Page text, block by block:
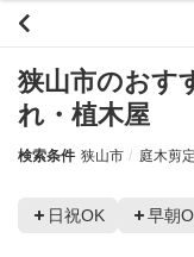
狭山市のおす
れ・植木屋
検索条件 狭山市 庭木剪
日祝OK 早朝